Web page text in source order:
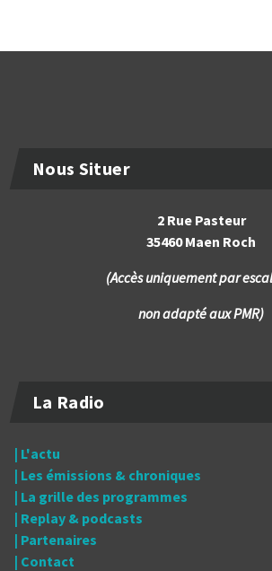
Nous Situer
2 Rue Pasteur
35460 Maen Roch
(Accès uniquement par
non adapté aux PMR)
La Radio
| L'actu
| Les émissions & chroniques
| La grille des programmes
| Replay & podcasts
| Partenaires
| Contact